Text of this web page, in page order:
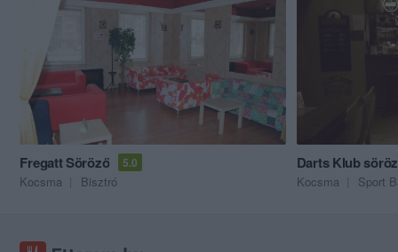
Fregatt Söröző 5.0
Kocsma Bisztró
Darts Klub
Kocsma Sport